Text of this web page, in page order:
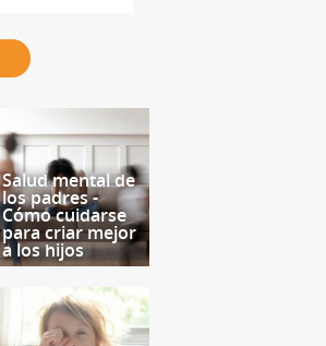
Salud mental de
los padres -
Cómo cuidarse
para criar mejor
a los hijos